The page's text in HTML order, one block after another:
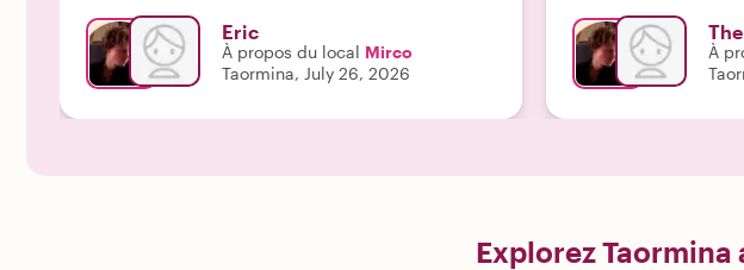
Eric
À propos du local Mirco
Taormina, July 26, 2026
À
Explorez Taormina